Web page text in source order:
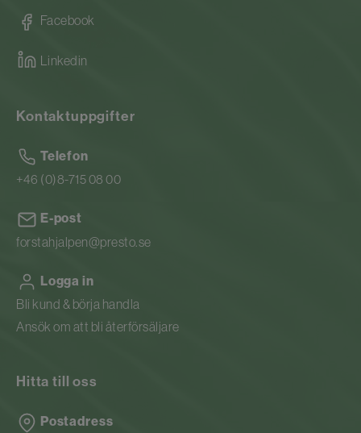
Facebook
Linkedin
Kontaktuppgifter
Telefon
+46 (0)8-715 08 00
E-post
forstahjalpen@presto.se
Logga in
Bli kund & börja handla
Ansök om att bli återförsäljare
Hitta till oss
Postadress